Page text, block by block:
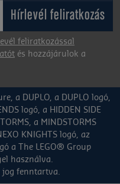
Hírlevél feliratkozás
feliratkozással
és hozzájárulok a
a DUPLO, a DUPLO logó,
logó, a HIDDEN SIDE
a MINDSTORMS
KNIGHTS logó, az
a The LEGO® Group
használva.
fenntartva.